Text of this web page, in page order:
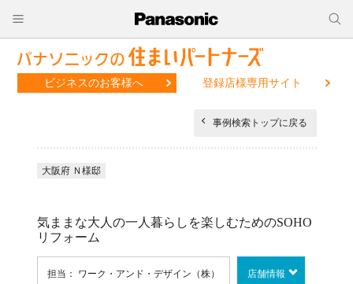
ビジネスのお客様へ 登録店様専用サイト
事例検索トップに戻る
大阪府 Ｎ様邸
気ままな大人の一人暮らしを楽しむためのSOHO
リフォーム
担当： ワーク・アンド・デザイン（株） 店舗情報